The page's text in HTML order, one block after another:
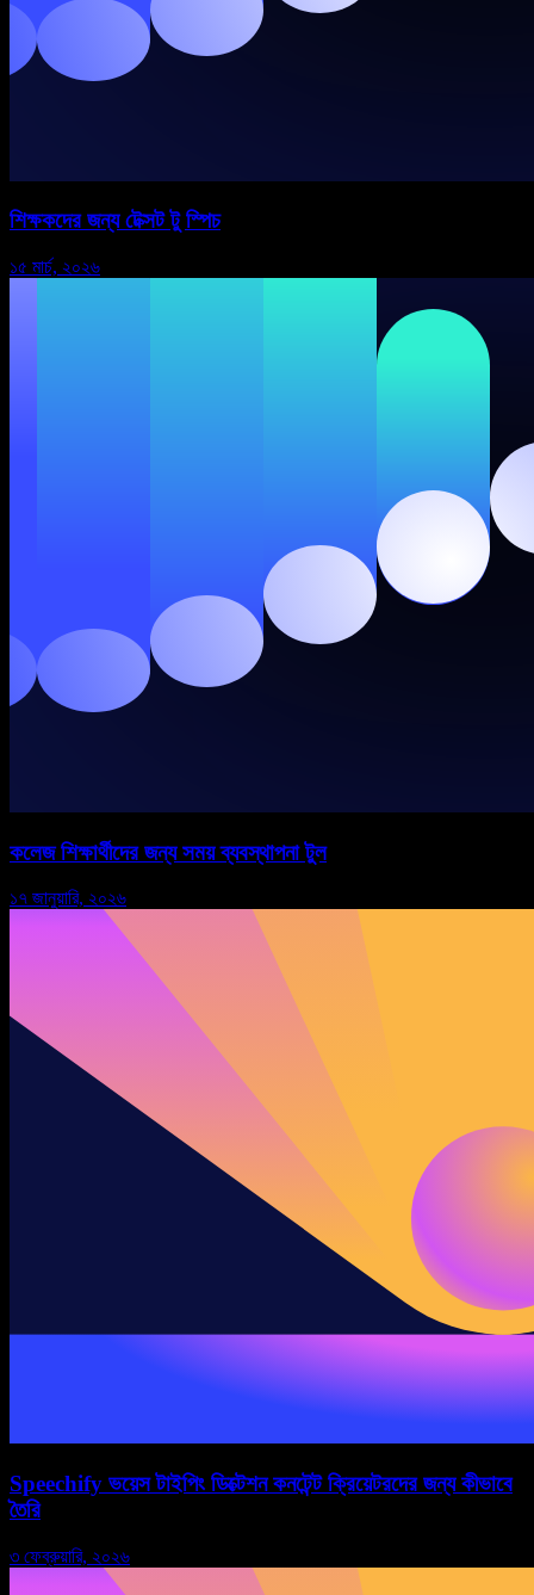
শিক্ষকদের জন্য টেক্সট টু স্পিচ
১৫ মার্চ, ২০২৬
কলেজ শিক্ষার্থীদের জন্য সময় ব্যবস্থাপনা টুল
১৭ জানুয়ারি, ২০২৬
Speechify ভয়েস টাইপিং ডিক্টেশন কনটেন্ট ক্রিয়েটরদের জন্য কীভাবে
তৈরি
৩ ফেব্রুয়ারি, ২০২৬